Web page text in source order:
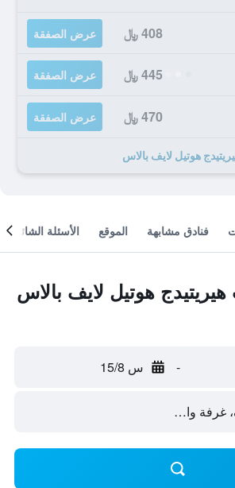
408 ﷼ عرض الصفقة
445 ﷼ عرض الصفقة
470 ﷼ عرض الصفقة
فنادق مشابهة الموقع الأسئلة الشائعة
هوتيل لايف بالاس
- س 15/8